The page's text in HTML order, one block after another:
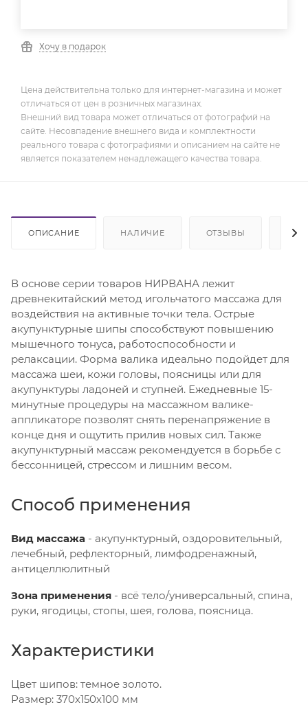
Хочу в подарок
Цена действительна только для интернет-магазина и может
отличаться от цен в розничных магазинах.
Внешний вид товара может отличаться от фотографий на
сайте. Несовпадение внешнего вида и комплектности
реального товара с фотографиями и описанием на сайте не
является показателем ненадлежащего качества товара.
ОПИСАНИЕ НАЛИЧИЕ ОТЗЫВЫ
В основе серии товаров НИРВАНА лежит
древнекитайский метод игольчатого массажа для
воздействия на активные точки тела. Острые
акупунктурные шипы способствуют повышению
мышечного тонуса, работоспособности и
релаксации. Форма валика идеально подойдет для
массажа шеи, кожи головы, поясницы или для
акупунктуры ладоней и ступней. Ежедневные 15-
минутные процедуры на массажном валике-
аппликаторе позволят снять перенапряжение в
конце дня и ощутить прилив новых сил. Также
акупунктурный массаж рекомендуется в борьбе с
бессонницей, стрессом и лишним весом.
Способ применения
Вид массажа - акупунктурный, оздоровительный,
лечебный, рефлекторный, лимфодренажный,
антицеллюлитный
Зона применения - всё тело/универсальный, спина,
руки, ягодицы, стопы, шея, голова, поясница.
Характеристики
Цвет шипов: темное золото.
Размер: 370х150х100 мм